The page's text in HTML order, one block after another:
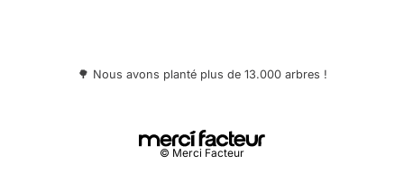
🌳 Nous avons planté plus de 13.000 arbres !
© Merci Facteur